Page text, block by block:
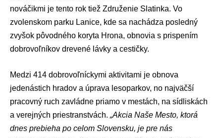
nováčikmi je tento rok tiež Združenie Slatinka. Vo
zvolenskom parku Lanice, kde sa nachádza posledný
zvyšok pôvodného koryta Hrona, obnovia s prispením
dobrovoľníkov drevené lávky a cestičky.
Medzi 414 dobrovoľníckymi aktivitami je obnova
jedenástich hradov a úprava lesoparkov, no najväčší
pracovný ruch zavládne priamo v mestách, na sídliskách
a verejných priestranstvách. „Akcia Naše Mesto, ktorá
dnes prebieha po celom Slovensku, je pre nás